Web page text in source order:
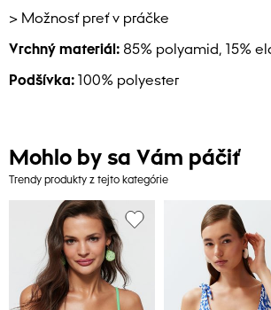
> Možnosť preť v práčke
Vrchný materiál: 85% polyamid, 15%
Podšívka: 100% polyester
Mohlo by sa Vám páčiť
Trendy produkty z tejto kategórie